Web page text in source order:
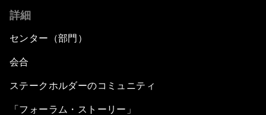
詳細
センター（部門）
会合
ステークホルダーのコミュニティ
「フォーラム・ストーリー」